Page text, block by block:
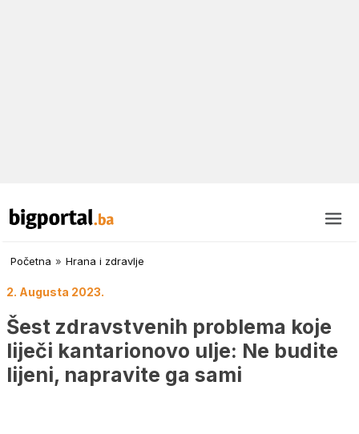
Početna » Hrana i zdravlje
2. Augusta 2023.
Šest zdravstvenih problema koje
liječi kantarionovo ulje: Ne budite
lijeni, napravite ga sami